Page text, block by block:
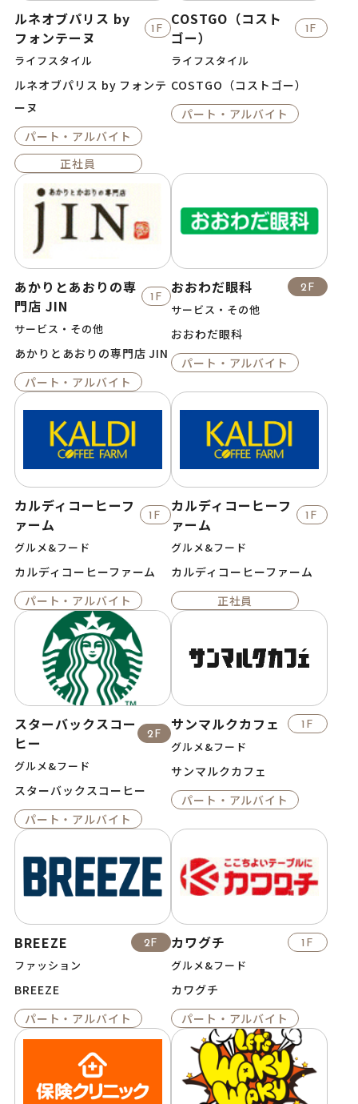
ルネオブパリス by
フォンテーヌ
1F
ライフスタイル
ルネオブパリス by フォンテ
ーヌ
パート・アルバイト
正社員
COSTGO（コスト
ゴー）
1F
ライフスタイル
COSTGO（コストゴー）
パート・アルバイト
あかりとあおりの専
門店 JIN
1F
サービス・その他
あかりとあおりの専門店 JIN
パート・アルバイト
おおわだ眼科 2F
サービス・その他
おおわだ眼科
パート・アルバイト
カルディコーヒーフ
ァーム
1F
グルメ&フード
カルディコーヒーファーム
パート・アルバイト
カルディコーヒーフ
ァーム
1F
グルメ&フード
カルディコーヒーファーム
正社員
スターバックスコー
ヒー
2F
グルメ&フード
スターバックスコーヒー
パート・アルバイト
サンマルクカフェ 1F
グルメ&フード
サンマルクカフェ
パート・アルバイト
BREEZE 2F
ファッション
BREEZE
パート・アルバイト
カワグチ 1F
グルメ&フード
カワグチ
パート・アルバイト